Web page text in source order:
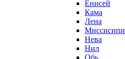
Енисей
Кама
Лена
Миссисипи
Нева
Нил
Обь